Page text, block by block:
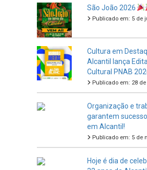
São João 2026
Publicado em: 5 de
Cultura em
Alcantil lança
Cultural PNAB
Publicado em: 28
Organização e
garantem
em Alcantil!
Publicado em: 5 de
Hoje é dia de